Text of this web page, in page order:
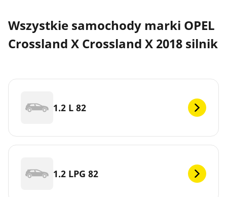
Wszystkie samochody marki OPEL
Crossland X Crossland X 2018 silnik
1.2 L 82
1.2 LPG 82